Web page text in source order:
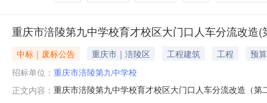
重庆市涪陵第九中学校育才校区大门口人车分流改造(
中标｜废标公告 重庆市｜涪陵区 工程建筑 工程
预
招标单位： 重庆市涪陵第九中学校
正文内容： 重庆市涪陵第九中学校育才校区大门口人车分流改造（